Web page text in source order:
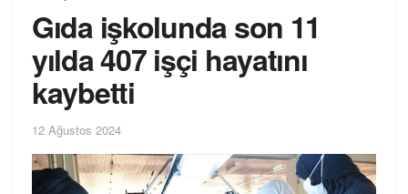
Gıda işkolunda son 11
yılda 407 işçi hayatını
kaybetti
12 Ağustos 2024